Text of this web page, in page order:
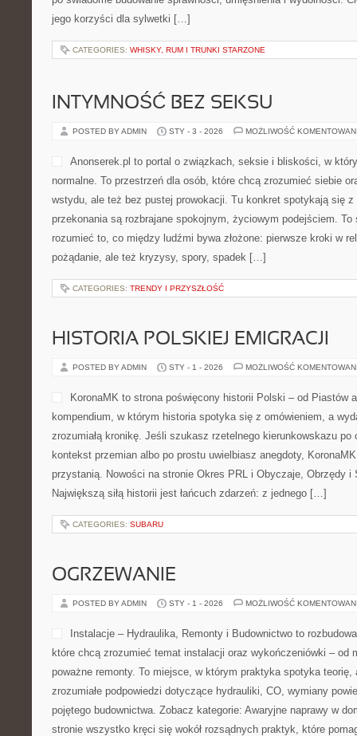
jego korzyści dla sylwetki […]
CATEGORIES: WHISKY, RUM I TRUNKI STARZONE
INTYMNOŚĆ BEZ SEKSU
POSTED BY ADMIN STY - 3 - 2026 MOŻLIWOŚĆ
Anonserek.pl to portal o związkach, seksie i bliskości, w
normalne. To przestrzeń dla osób, które chcą zrozumieć siebie
wstydu, ale też bez pustej prowokacji. Tu konkret spotykają się z
przekonania są rozbrajane spokojnym, życiowym podejściem. To
rozumieć to, co między ludźmi bywa złożone: pierwsze kroki w
pożądanie, ale też kryzysy, spory, spadek […]
CATEGORIES: TRENDY I PRZYSZŁOŚĆ
HISTORIA POLSKIEJ EMIGRACJI
POSTED BY ADMIN STY - 1 - 2026 MOŻLIWOŚĆ
KoronaMK to strona poświęcony historii Polski – od Piastów
kompendium, w którym historia spotyka się z omówieniem, a
zrozumiałą kronikę. Jeśli szukasz rzetelnego kierunkowskazu
kontekst przemian albo po prostu uwielbiasz anegdoty,
przystanią. Nowości na stronie Okres PRL i Obyczaje, Obrzędy i
Największą siłą historii jest łańcuch zdarzeń: z jednego […]
CATEGORIES: SUBARU
OGRZEWANIE
POSTED BY ADMIN STY - 1 - 2026 MOŻLIWOŚĆ
Instalacje – Hydraulika, Remonty i Budownictwo to
które chcą zrozumieć temat instalacji oraz wykończeniówki – od
poważne remonty. To miejsce, w którym praktyka spotyka
zrozumiałe podpowiedzi dotyczące hydrauliki, CO, wymiany
pojętego budownictwa. Zobacz kategorie: Awaryjne naprawy w
stronie wszystko kręci się wokół rozsądnych praktyk, które